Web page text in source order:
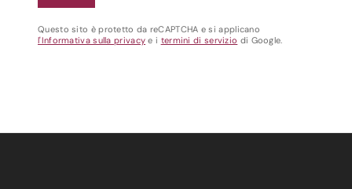
Questo sito è protetto da reCAPTCHA e si applicano
l'Informativa sulla privacy e i termini di servizio di Google.